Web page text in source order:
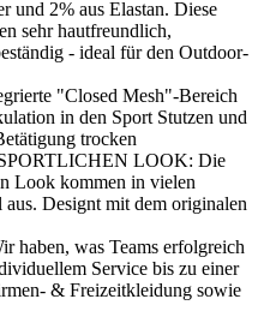
und 2% aus Elastan. Diese
sehr hautfreundlich,
- ideal für den Outdoor-
"Closed Mesh"-Bereich
in den Sport Stutzen und
trocken
LOOK: Die
Look kommen in vielen
Designt mit dem originalen
was Teams erfolgreich
Service bis zu einer
& Freizeitkleidung sowie